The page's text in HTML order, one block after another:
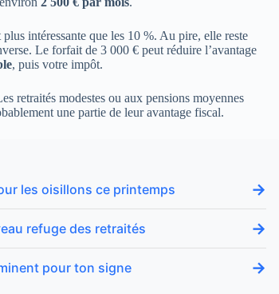
intéressante que les 10 %. Au pire, elle reste
Le forfait de 3 000 € peut réduire l’avantage
, puis votre impôt.
retraités modestes ou aux pensions moyennes
une partie de leur avantage fiscal.
les oisillons ce printemps →
refuge des retraités →
pour ton signe →